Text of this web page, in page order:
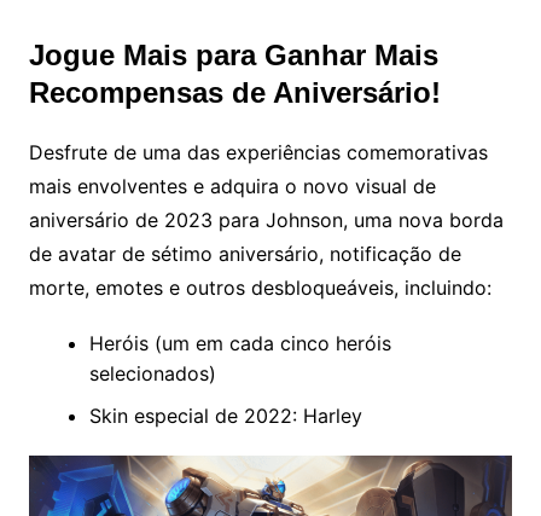
Jogue Mais para Ganhar Mais
Recompensas de Aniversário!
Desfrute de uma das experiências comemorativas
mais envolventes e adquira o novo visual de
aniversário de 2023 para Johnson, uma nova borda
de avatar de sétimo aniversário, notificação de
morte, emotes e outros desbloqueáveis, incluindo:
Heróis (um em cada cinco heróis
selecionados)
Skin especial de 2022: Harley